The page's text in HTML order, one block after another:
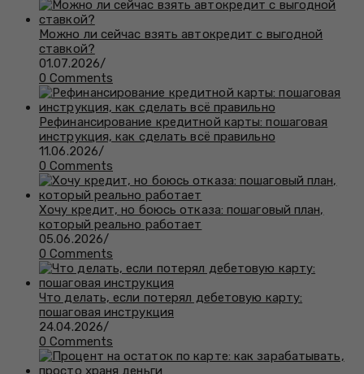
Можно ли сейчас взять автокредит с выгодной
ставкой?
01.07.2026/
0 Comments
Рефинансирование кредитной карты: пошаговая
инструкция, как сделать всё правильно
11.06.2026/
0 Comments
Хочу кредит, но боюсь отказа: пошаговый план,
который реально работает
05.06.2026/
0 Comments
Что делать, если потерял дебетовую карту:
пошаговая инструкция
24.04.2026/
0 Comments